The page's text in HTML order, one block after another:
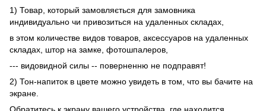
1) Товар, который замовляється для замовника
индивидуально чи привозиться на удаленных складах,
в этом количестве видов товаров, аксессуаров на удаленных
складах, штор на замке, фотошпалеров,
--- видовидной силы -- поверненню не подправят!
2) Тон-напиток в цвете можно увидеть в том, что вы бачите на
экране.